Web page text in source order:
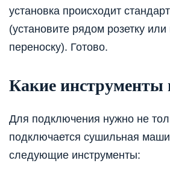
установка происходит
(установите рядом розетку или
переноску). Готово.
Какие
Для подключения нужно не
подключается сушильная
следующие инструменты: